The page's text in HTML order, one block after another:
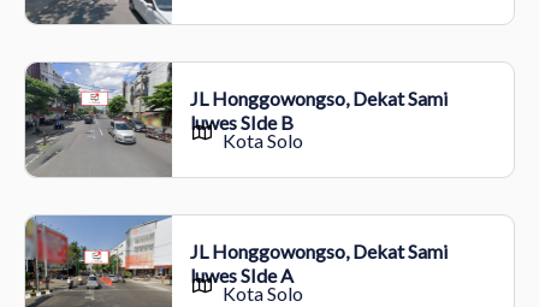
JL Honggowongso, Dekat Sami
luwes SIde B
Kota Solo
JL Honggowongso, Dekat Sami
luwes SIde A
Kota Solo